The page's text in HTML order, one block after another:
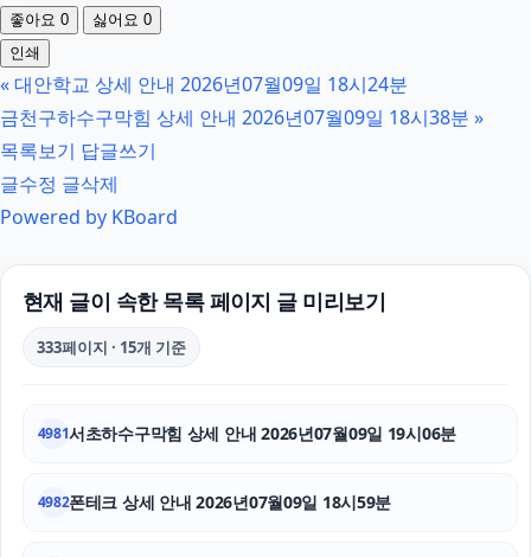
인스타그램 팔로워 늘리기
수원형사전문변호사
이혼재산분할
용인이혼전문변호사
소액결제현금화
좋아요 0 싫어요 0
인쇄
«대안학교 상세 안내 2026년07월09일 18시24분
금천구하수구막힘 상세 안내 2026년07월09일 18시38분 »
목록보기 답글쓰기
글수정 글삭제
Powered by KBoard
현재 글이 속한 목록 페이지 글 미리보기
333페이지 · 15개 기준
4981서초하수구막힘 상세 안내 2026년07월09일 19시06분
4982폰테크 상세 안내 2026년07월09일 18시59분